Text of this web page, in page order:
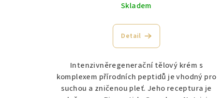
Skladem
Detail
Intenzivněregenerační tělový krém s
komplexem přírodních peptidů je vhodný pro
suchou a zničenou pleť. Jeho receptura je